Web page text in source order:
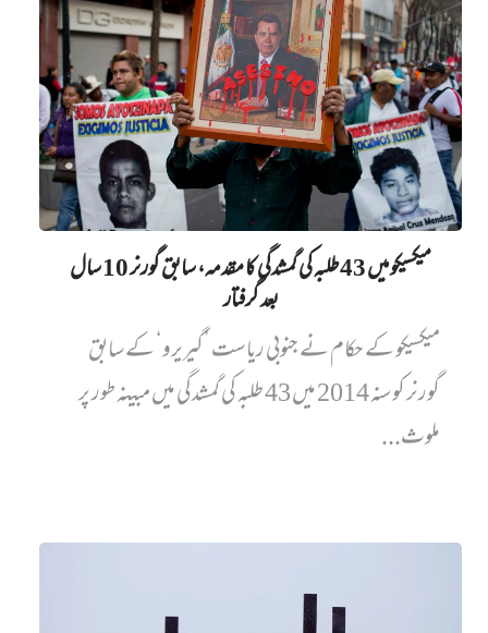
میکسیکو میں 43 طلبہ کی گمشدگی کا مقدمہ، سابق گورنر 10 سال
بعد گرفتار
میکسیکو کے حکام نے جنوبی ریاست ’گیریرو‘ کے سابق
گورنر کو سنہ 2014 میں 43 طلبہ کی گمشدگی میں مبینہ طور پر
ملوث...